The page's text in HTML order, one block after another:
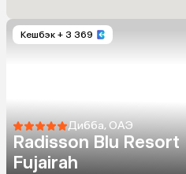
Кешбэк + 3 369
Дибба, ОАЭ
Radisson Blu Resort
Fujairah